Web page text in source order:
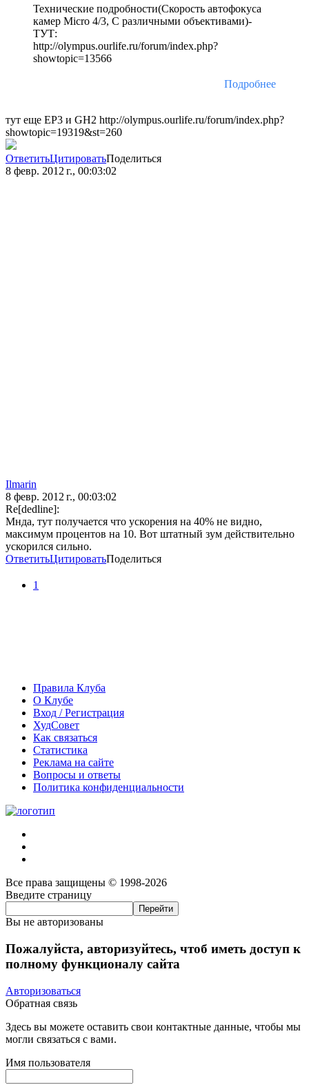
Технические подробности(Скорость автофокуса
камер Micro 4/3, С различными объективами)-
ТУТ:
http://olympus.ourlife.ru/forum/index.php?
showtopic=13566
Подробнее
тут еще EP3 и GH2 http://olympus.ourlife.ru/forum/index.php?
showtopic=19319&st=260
ОтветитьЦитироватьПоделиться
8 февр. 2012 г., 00:03:02
Ilmarin
8 февр. 2012 г., 00:03:02
Re[dedline]:
Мнда, тут получается что ускорения на 40% не видно,
максимум процентов на 10. Вот штатный зум действительно
ускорился сильно.
ОтветитьЦитироватьПоделиться
1
Правила Клуба
О Клубе
Вход / Регистрация
ХудСовет
Как связаться
Статистика
Реклама на сайте
Вопросы и ответы
Политика конфиденциальности
Все права защищены © 1998-2026
Введите страницу
Вы не авторизованы
Пожалуйста, авторизуйтесь, чтоб иметь доступ к
полному функционалу сайта
Авторизоваться
Обратная связь
Здесь вы можете оставить свои контактные данные, чтобы мы
могли связаться с вами.
Имя пользователя